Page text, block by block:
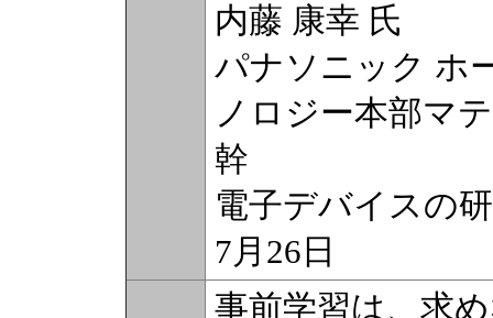
内藤 康幸 氏
パナソニック ホ
ノロジー本部マ
幹
電子デバイスの
7月26日
事前学習は、求